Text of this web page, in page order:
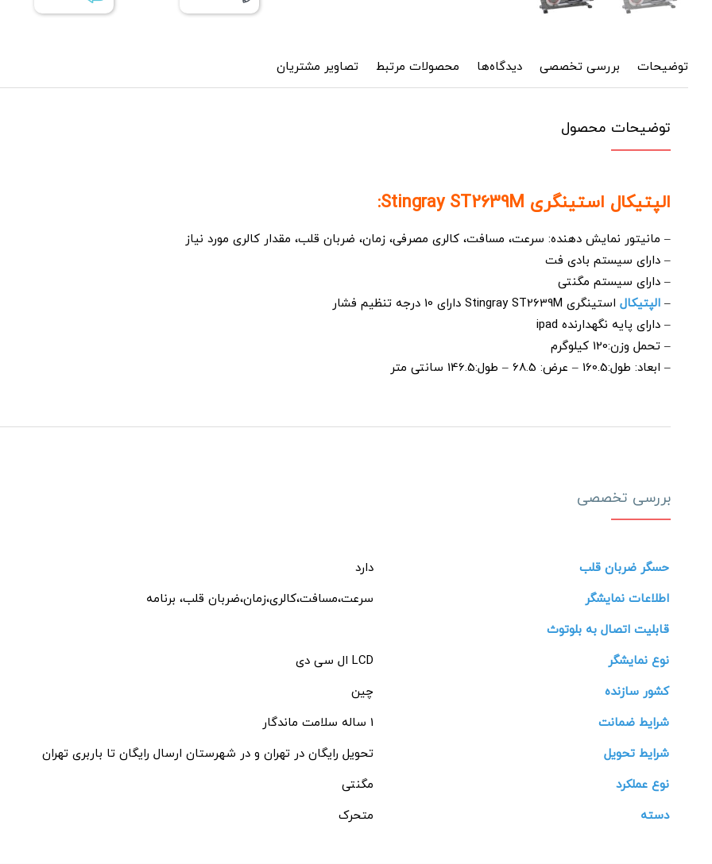
توضیحات بررسی تخصصی دیدگاه‌ها محصولات مرتبط تصاویر مشتریان
توضیحات محصول
الپتیکال استینگری Stingray ST2639M:
– مانیتور نمایش دهنده: سرعت، مسافت، کالری مصرفی، زمان، ضربان قلب، مقدار کالری مورد نیاز
– دارای سیستم بادی فت
– دارای سیستم مگنتی
–الپتیکال استینگری Stingray ST2639M دارای 10 درجه تنظیم فشار
– دارای پایه نگهدارنده ipad
– تحمل وزن:120 کیلوگرم
– ابعاد: طول:160.5 – عرض: 68.5 – طول:146.5 سانتی متر
بررسی تخصصی
حسگر ضربان قلب
دارد
اطلاعات نمایشگر
سرعت،مسافت،کالری،زمان،ضربان قلب، برنامه
قابلیت اتصال به بلوتوث
نوع نمایشگر
LCD ال سی دی
کشور سازنده
چین
شرایط ضمانت
1 ساله سلامت ماندگار
شرایط تحویل
تحویل رایگان در تهران و در شهرستان ارسال رایگان تا باربری تهران
نوع عملکرد
مگنتی
دسته
متحرک